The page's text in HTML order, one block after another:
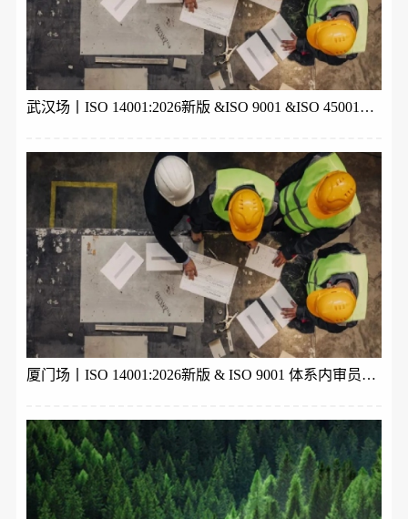
武汉场丨ISO 14001:2026新版 &ISO 9001 &ISO 45001体系内审员培训
厦门场丨ISO 14001:2026新版 & ISO 9001 体系内审员培训